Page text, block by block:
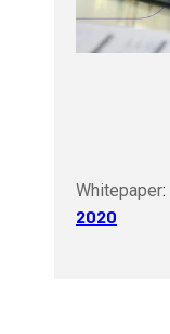
Whitepaper:
2020